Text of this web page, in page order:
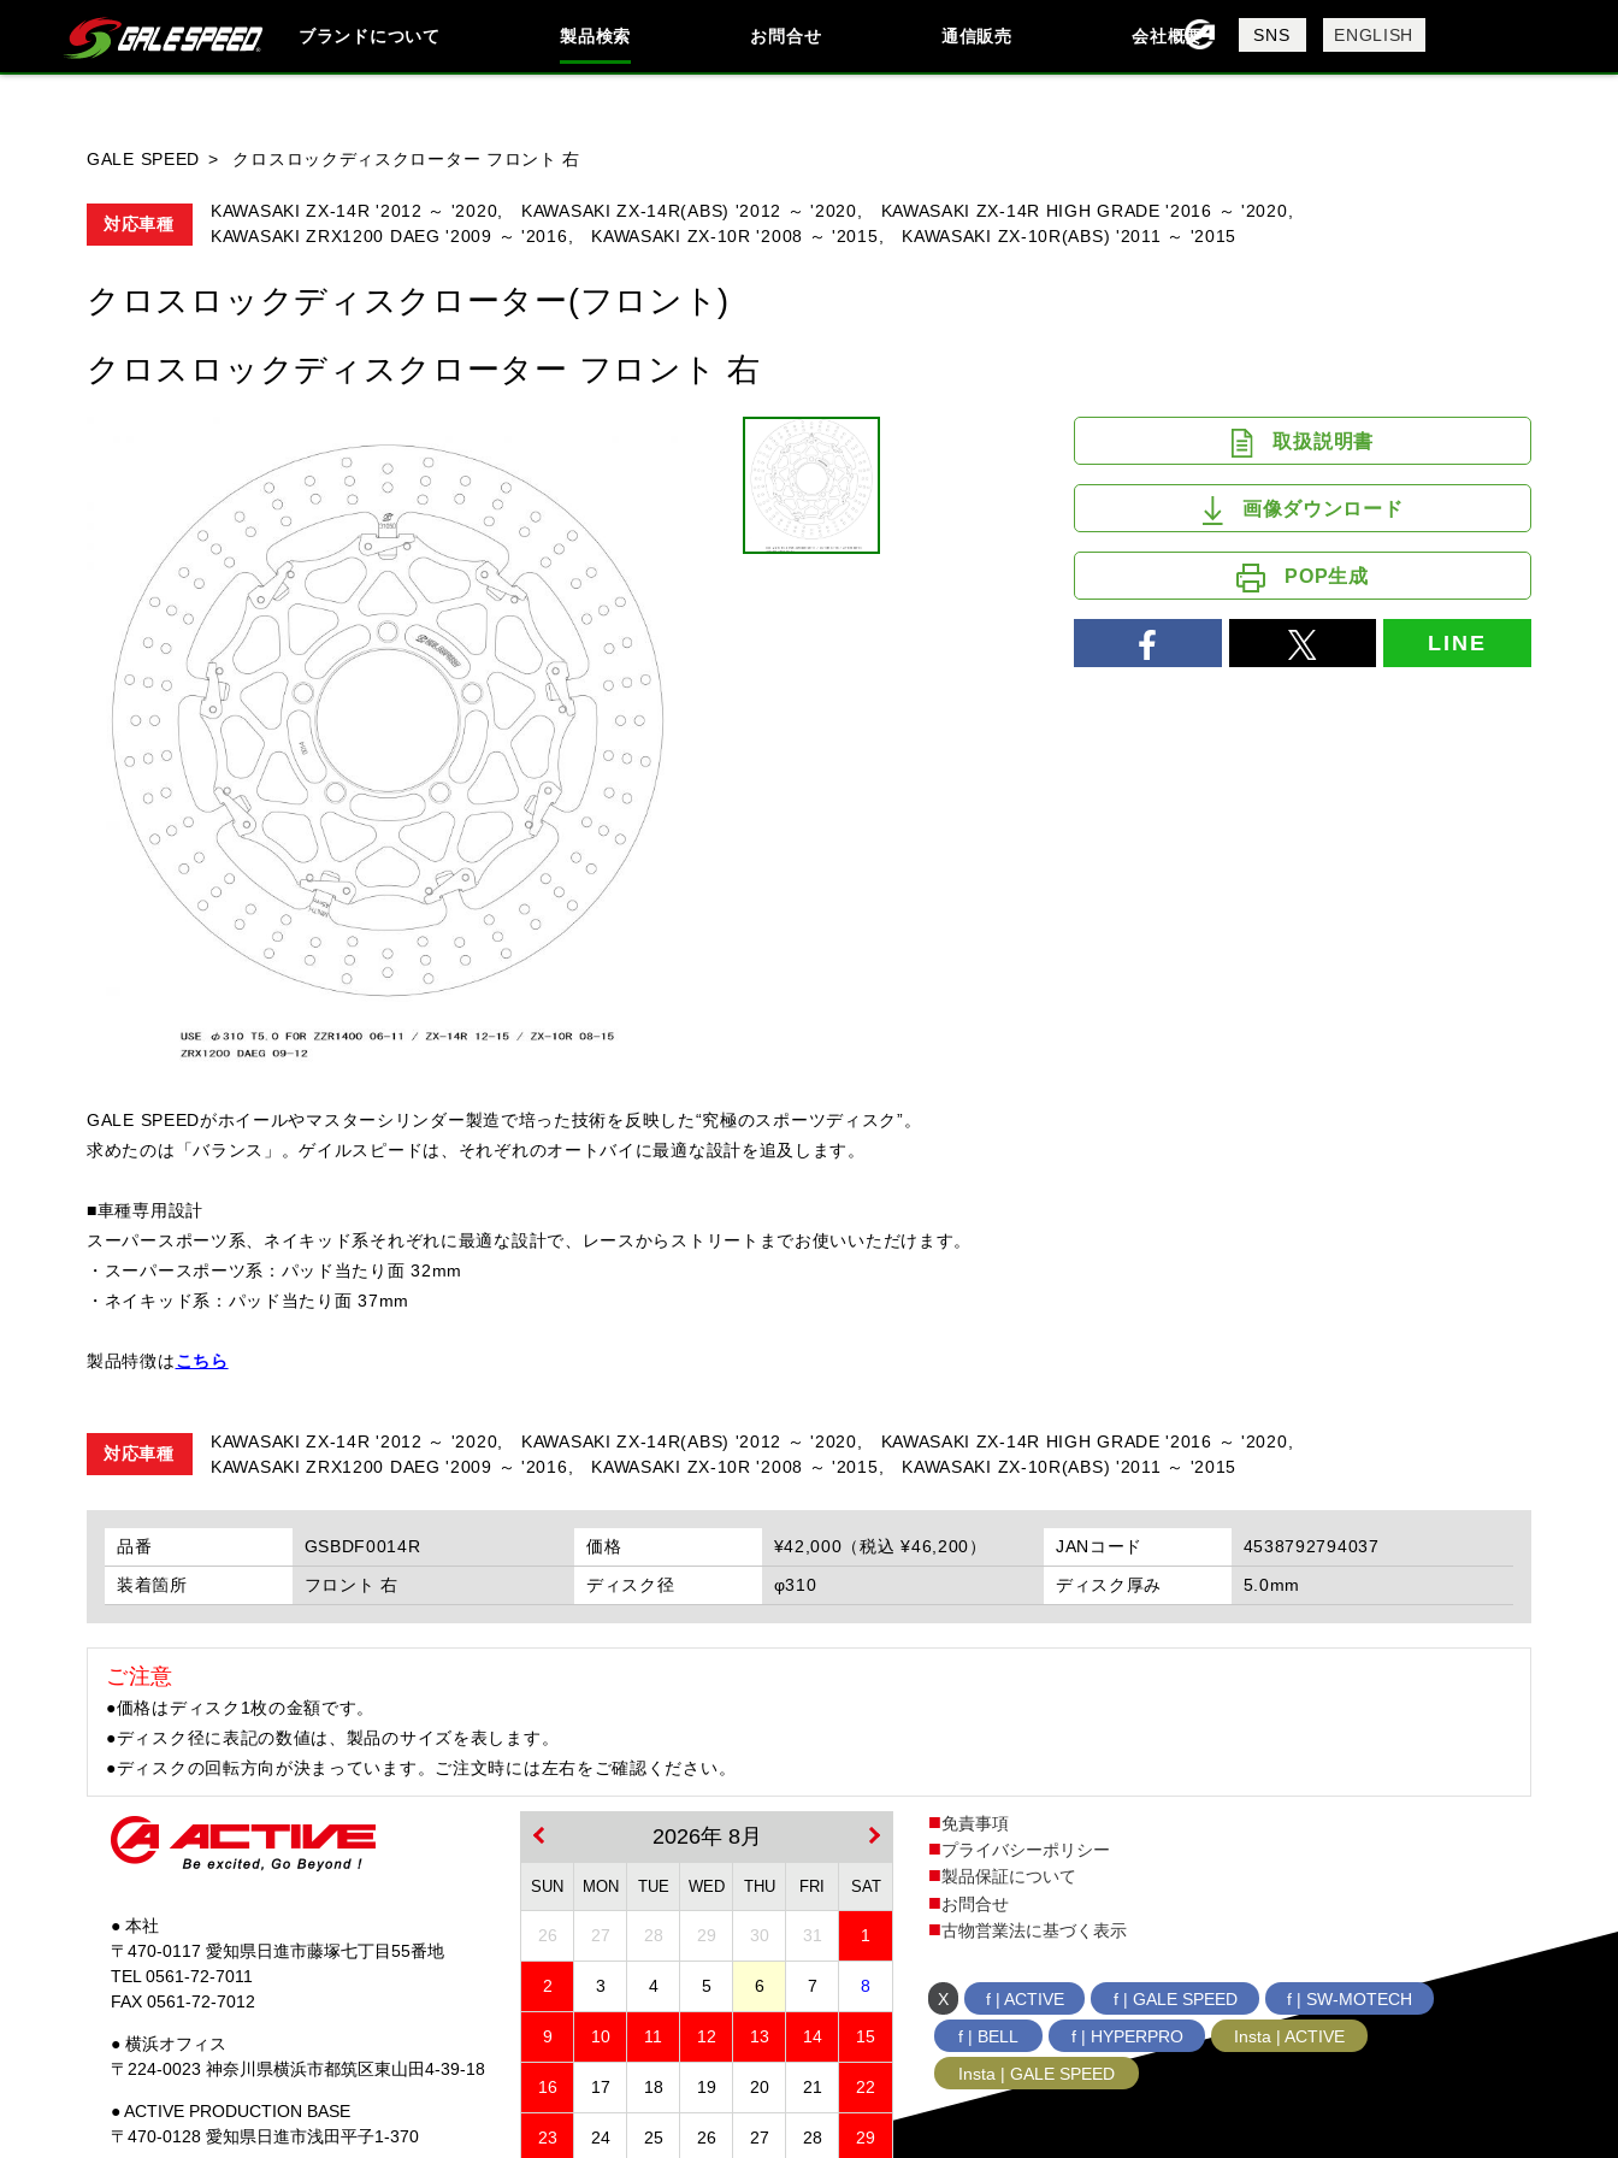
ブランドについて 製品検索 お問合せ 通信販売 会社概要
会社概要
採用情報
SNS ENGLISH
GALE SPEED クロスロックディスクローター フロント 右
対応車種
KAWASAKI ZX-14R '2012 ～ '2020, KAWASAKI ZX-14R(ABS) '2012 ～ '2020,
KAWASAKI ZX-14R HIGH GRADE '2016 ～ '2020,
KAWASAKI ZRX1200 DAEG '2009 ～ '2016,
KAWASAKI ZX-10R '2008 ～ '2015, KAWASAKI ZX-10R(ABS) '2011 ～ '2015
クロスロックディスクローター(フロント)
クロスロックディスクローター フロント 右
GALE SPEEDがホイールやマスターシリンダー製造で培った技術を反映した“究極のスポーツディスク”。
求めたのは「バランス」。ゲイルスピードは、それぞれのオートバイに最適な設計を追及します。
■車種専用設計
スーパースポーツ系、ネイキッド系それぞれに最適な設計で、レースからストリートまでお使いいただけます。
・スーパースポーツ系：パッド当たり面 32mm
・ネイキッド系：パッド当たり面 37mm
製品特徴はこちら
取扱説明書
画像ダウンロード
POP生成
LINE
対応車種
KAWASAKI ZX-14R '2012 ～ '2020, KAWASAKI ZX-14R(ABS) '2012 ～ '2020,
KAWASAKI ZX-14R HIGH GRADE '2016 ～ '2020,
KAWASAKI ZRX1200 DAEG '2009 ～ '2016,
KAWASAKI ZX-10R '2008 ～ '2015, KAWASAKI ZX-10R(ABS) '2011 ～ '2015
品番 GSBDF0014R 価格 ¥42,000（税込 ¥46,200） JANコード
4538792794037
装着箇所
フロント 右 ディスク径 φ310 ディスク厚み 5.0mm
ご注意
●価格はディスク1枚の金額です。
●ディスク径に表記の数値は、製品のサイズを表します。
●ディスクの回転方向が決まっています。ご注文時には左右をご確認ください。
● 本社
〒470-0117 愛知県日進市藤塚七丁目55番地
TEL 0561-72-7011
FAX 0561-72-7012
● 横浜オフィス
〒224-0023 神奈川県横浜市都筑区東山田4-39-18
● ACTIVE PRODUCTION BASE
〒470-0128 愛知県日進市浅田平子1-370
2026年 8月
SUN MON TUE WED THU FRI SAT
26 27 28 29 30 31 1
2 3 4 5 6 7 8
9 10 11 12 13 14 15
16 17 18 19 20 21 22
23 24 25 26 27 28 29
免責事項
プライバシーポリシー
製品保証について
お問合せ
古物営業法に基づく表示
X f | ACTIVE f | GALE SPEED
f | SW-MOTECH
f | BELL
f | HYPERPRO
Insta | ACTIVE
Insta | GALE SPEED